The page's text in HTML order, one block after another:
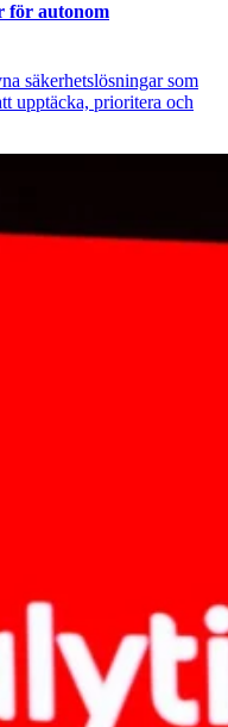
för autonom
säkerhetslösningar som
upptäcka, prioritera och